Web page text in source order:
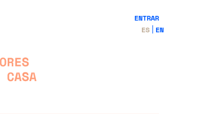
ENTRAR
ES
EN